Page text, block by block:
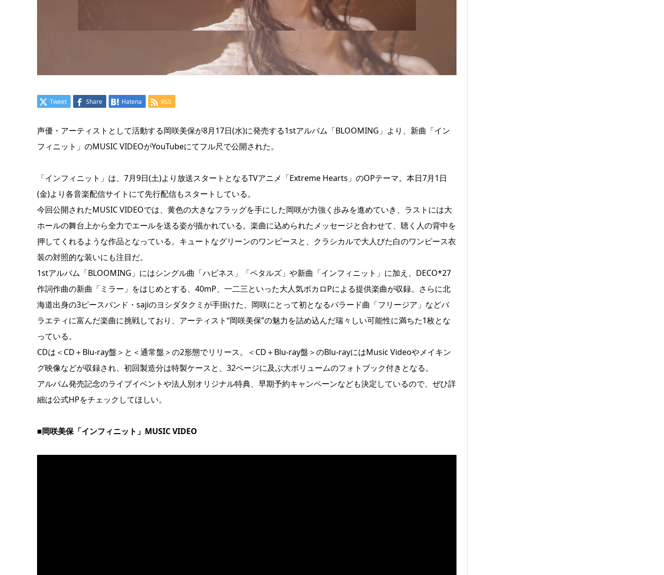
Tweet Share Hatena RSS
声優・アーティストとして活動する岡咲美保が8月17日(水)に発売する1stアルバム「BLOOMING」より、新曲「イン
フィニット」のMUSIC VIDEOがYouTubeにてフル尺で公開された。
「インフィニット」は、7月9日(土)より放送スタートとなるTVアニメ「Extreme Hearts」のOPテーマ。本日7月1日
(金)より各音楽配信サイトにて先行配信もスタートしている。
今回公開されたMUSIC VIDEOでは、黄色の大きなフラッグを手にした岡咲が力強く歩みを進めていき、ラストには大
ホールの舞台上から全力でエールを送る姿が描かれている。楽曲に込められたメッセージと合わせて、聴く人の背中を
押してくれるような作品となっている。キュートなグリーンのワンピースと、クラシカルで大人びた白のワンピース衣
装の対照的な装いにも注目だ。
1stアルバム「BLOOMING」にはシングル曲「ハピネス」「ペタルズ」や新曲「インフィニット」に加え、DECO*27
作詞作曲の新曲「ミラー」をはじめとする、40mP、一二三といった大人気ボカロPによる提供楽曲が収録。さらに北
海道出身の3ピースバンド・sajiのヨシダタクミが手掛けた、岡咲にとって初となるバラード曲「フリージア」などバ
ラエティに富んだ楽曲に挑戦しており、アーティスト“岡咲美保”の魅力を詰め込んだ瑞々しい可能性に満ちた1枚とな
っている。
CDは＜CD＋Blu-ray盤＞と＜通常盤＞の2形態でリリース。＜CD＋Blu-ray盤＞のBlu-rayにはMusic Videoやメイキン
グ映像などが収録され、初回製造分は特製ケースと、32ページに及ぶ大ボリュームのフォトブック付きとなる。
アルバム発売記念のライブイベントや法人別オリジナル特典、早期予約キャンペーンなども決定しているので、ぜひ詳
細は公式HPをチェックしてほしい。
■岡咲美保「インフィニット」MUSIC VIDEO